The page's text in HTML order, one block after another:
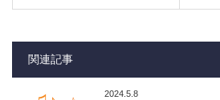
関連記事
2024.5.8